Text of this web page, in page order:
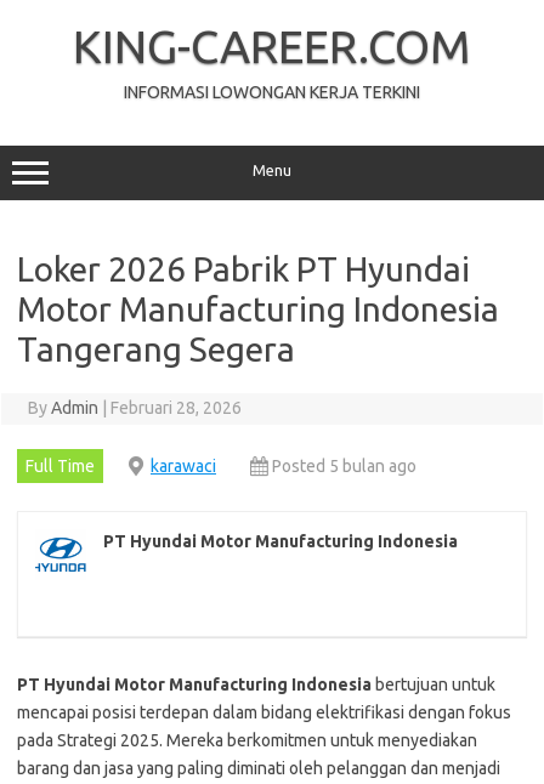
KING-CAREER.COM
INFORMASI LOWONGAN KERJA TERKINI
Menu
Loker 2026 Pabrik PT Hyundai
Motor Manufacturing Indonesia
Tangerang Segera
ByAdmin Februari 28, 2026
Full Time karawaci Posted 5 bulan ago
PT Hyundai Motor Manufacturing Indonesia
PT Hyundai Motor Manufacturing Indonesia bertujuan untuk
mencapai posisi terdepan dalam bidang elektrifikasi dengan fokus
pada Strategi 2025. Mereka berkomitmen untuk menyediakan
barang dan jasa yang paling diminati oleh pelanggan dan menjadi